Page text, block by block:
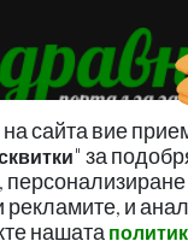
сайта вие
" за
и
нашата